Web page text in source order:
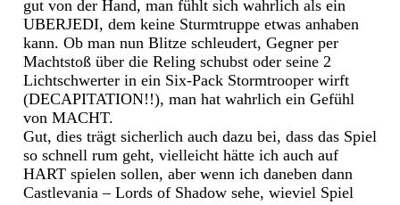
gut von der Hand, man fühlt sich wahrlich als ein
UBERJEDI, dem keine Sturmtruppe etwas anhaben
kann. Ob man nun Blitze schleudert, Gegner per
Machtstoß über die Reling schubst oder seine 2
Lichtschwerter in ein Six-Pack Stormtrooper wirft
(DECAPITATION!!), man hat wahrlich ein Gefühl
von MACHT.
Gut, dies trägt sicherlich auch dazu bei, dass das Spiel
so schnell rum geht, vielleicht hätte ich auch auf
HART spielen sollen, aber wenn ich daneben dann
Castlevania – Lords of Shadow sehe, wieviel Spiel